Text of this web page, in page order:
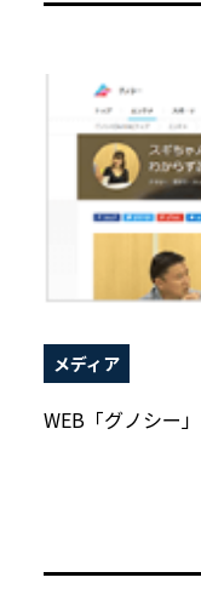
メディア
WEB「グノシー